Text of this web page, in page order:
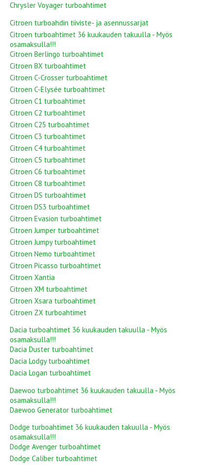
Chrysler Voyager turboahtimet
Citroen turboahdin tiiviste- ja asennussarjat
Citroen turboahtimet 36 kuukauden takuulla - Myös
osamaksulla!!!
Citroen Berlingo turboahtimet
Citroen BX turboahtimet
Citroen C-Crosser turboahtimet
Citroen C-Elysée turboahtimet
Citroen C1 turboahtimet
Citroen C2 turboahtimet
Citroen C25 turboahtimet
Citroen C3 turboahtimet
Citroen C4 turboahtimet
Citroen C5 turboahtimet
Citroen C6 turboahtimet
Citroen C8 turboahtimet
Citroen DS turboahtimet
Citroen DS3 turboahtimet
Citroen Evasion turboahtimet
Citroen Jumper turboahtimet
Citroen Jumpy turboahtimet
Citroen Nemo turboahtimet
Citroen Picasso turboahtimet
Citroen Xantia
Citroen XM turboahtimet
Citroen Xsara turboahtimet
Citroen ZX turboahtimet
Dacia turboahtimet 36 kuukauden takuulla - Myös
osamaksulla!!!
Dacia Duster turboahtimet
Dacia Lodgy turboahtimet
Dacia Logan turboahtimet
Daewoo turboahtimet 36 kuukauden takuulla - Myös
osamaksulla!!!
Daewoo Generator turboahtimet
Dodge turboahtimet 36 kuukauden takuulla - Myös
osamaksulla!!!
Dodge Avenger turboahtimet
Dodge Caliber turboahtimet